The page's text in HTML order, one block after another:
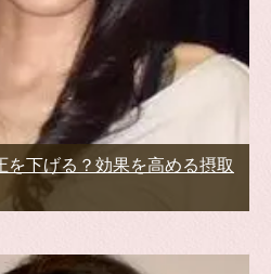
を下げる？効果を高める摂取